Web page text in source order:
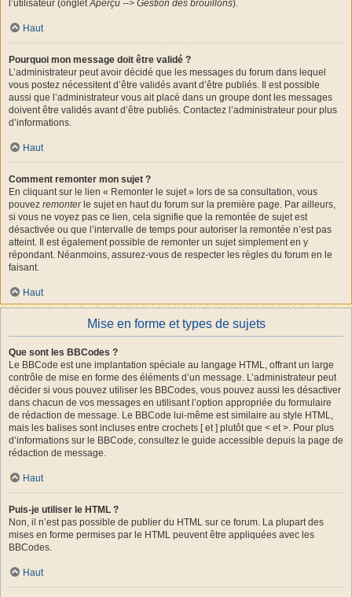
l’utilisateur (ongletAperçu --> Gestion des brouillons).
Haut
Pourquoi mon message doit être validé ?
L’administrateur peut avoir décidé que les messages du forum dans lequel
vous postez nécessitent d’être validés avant d’être publiés. Il est possible
aussi que l’administrateur vous ait placé dans un groupe dont les messages
doivent être validés avant d’être publiés. Contactez l’administrateur pour plus
d’informations.
Haut
Comment remonter mon sujet ?
En cliquant sur le lien « Remonter le sujet » lors de sa consultation, vous
pouvez remonterle sujet en haut du forum sur la première page. Par ailleurs,
si vous ne voyez pas ce lien, cela signifie que la remontée de sujet est
désactivée ou que l’intervalle de temps pour autoriser la remontée n’est pas
atteint. Il est également possible de remonter un sujet simplement en y
répondant. Néanmoins, assurez-vous de respecter les règles du forum en le
faisant.
Haut
Mise en forme et types de sujets
Que sont les BBCodes ?
Le BBCode est une implantation spéciale au langage HTML, offrant un large
contrôle de mise en forme des éléments d’un message. L’administrateur peut
décider si vous pouvez utiliser les BBCodes, vous pouvez aussi les désactiver
dans chacun de vos messages en utilisant l’option appropriée du formulaire
de rédaction de message. Le BBCode lui-même est similaire au style HTML,
mais les balises sont incluses entre crochets [ et ] plutôt que < et >. Pour plus
d’informations sur le BBCode, consultez le guide accessible depuis la page de
rédaction de message.
Haut
Puis-je utiliser le HTML ?
Non, il n’est pas possible de publier du HTML sur ce forum. La plupart des
mises en forme permises par le HTML peuvent être appliquées avec les
BBCodes.
Haut